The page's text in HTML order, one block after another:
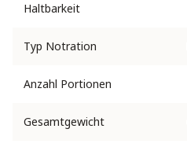
Haltbarkeit
Typ Notration
Anzahl Portionen
Gesamtgewicht